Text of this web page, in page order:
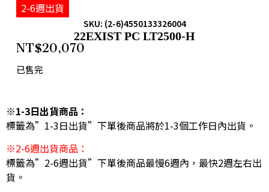
2-6週出貨
SKU: (2-6)4550133326004
22EXIST PC LT2500-H
NT$20,070
已售完
※1-3日出貨商品：
標籤為”1-3日出貨”下單後商品將於1-3個工作日內出貨。
※2-6週出貨商品：
標籤為”2-6週出貨”下單後商品最慢6週內，最快2週左右出
貨。